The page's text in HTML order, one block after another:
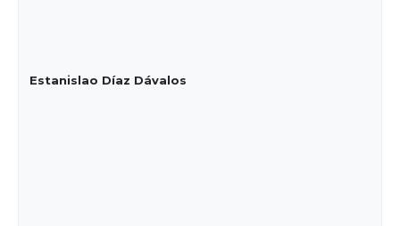
Estanislao Díaz Dávalos